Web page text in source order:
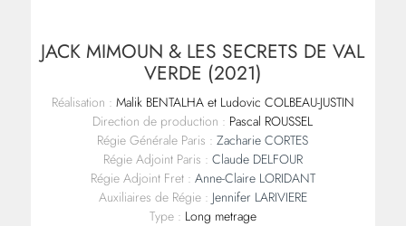
JACK MIMOUN & LES SECRETS DE VAL
VERDE (2021)
Réalisation : Malik BENTALHA et Ludovic COLBEAU-JUSTIN
Direction de production : Pascal ROUSSEL
Régie Générale Paris : Zacharie CORTES
Régie Adjoint Paris : Claude DELFOUR
Régie Adjoint Fret : Anne-Claire LORIDANT
Auxiliaires de Régie : Jennifer LARIVIERE
Type : Long metrage